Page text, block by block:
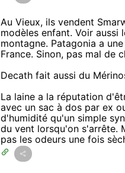
Au Vieux, ils vendent
modèles enfant. Voir
montagne. Patagonia a
France. Sinon, pas mal de
Decath fait aussi du
La laine a la réputation
avec un sac à dos par ex
d'humidité qu'un simple
du vent lorsqu'on s'arrête.
pas les odeurs une fois